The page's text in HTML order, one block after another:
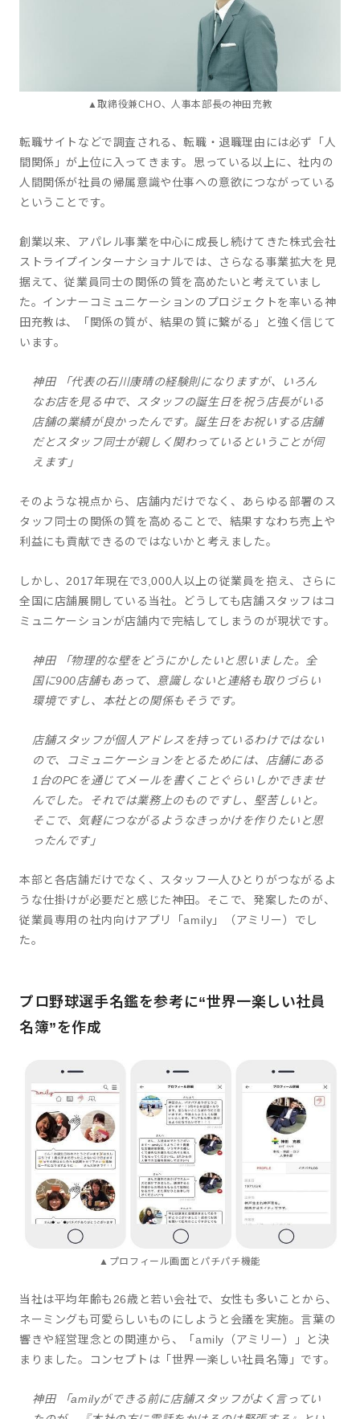
▲取締役兼CHO、人事本部長の神田充教
転職サイトなどで調査される、転職・退職理由には必ず「人
間関係」が上位に入ってきます。思っている以上に、社内の
人間関係が社員の帰属意識や仕事への意欲につながっている
ということです。
創業以来、アパレル事業を中心に成長し続けてきた株式会社
ストライプインターナショナルでは、さらなる事業拡大を見
据えて、従業員同士の関係の質を高めたいと考えていまし
た。インナーコミュニケーションのプロジェクトを率いる神
田充教は、「関係の質が、結果の質に繋がる」と強く信じて
います。
神田 「代表の石川康晴の経験則になりますが、いろん
なお店を見る中で、スタッフの誕生日を祝う店長がいる
店舗の業績が良かったんです。誕生日をお祝いする店舗
だとスタッフ同士が親しく関わっているということが伺
えます」
そのような視点から、店舗内だけでなく、あらゆる部署のス
タッフ同士の関係の質を高めることで、結果すなわち売上や
利益にも貢献できるのではないかと考えました。
しかし、2017年現在で3,000人以上の従業員を抱え、さらに
全国に店舗展開している当社。どうしても店舗スタッフはコ
ミュニケーションが店舗内で完結してしまうのが現状です。
神田 「物理的な壁をどうにかしたいと思いました。全
国に900店舗もあって、意識しないと連絡も取りづらい
環境ですし、本社との関係もそうです。
店舗スタッフが個人アドレスを持っているわけではない
ので、コミュニケーションをとるためには、店舗にある
1台のPCを通じてメールを書くことぐらいしかできませ
んでした。それでは業務上のものですし、堅苦しいと。
そこで、気軽につながるようなきっかけを作りたいと思
ったんです」
本部と各店舗だけでなく、スタッフ一人ひとりがつながるよ
うな仕掛けが必要だと感じた神田。そこで、発案したのが、
従業員専用の社内向けアプリ「amily」（アミリー）でし
た。
プロ野球選手名鑑を参考に“世界一楽しい社員
名簿”を作成
▲プロフィール画面とパチパチ機能
当社は平均年齢も26歳と若い会社で、女性も多いことから、
ネーミングも可愛らしいものにしようと会議を実施。言葉の
響きや経営理念との関連から、「amily（アミリー）」と決
まりました。コンセプトは「世界一楽しい社員名簿」です。
神田 「amilyができる前に店舗スタッフがよく言ってい